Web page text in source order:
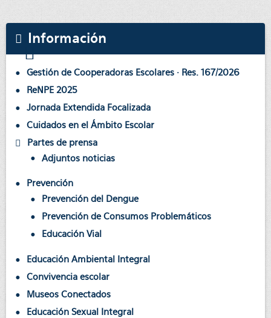
Información
Gestión de Cooperadoras Escolares · Res. 167/2026
ReNPE 2025
Jornada Extendida Focalizada
Cuidados en el Ámbito Escolar
Partes de prensa
Adjuntos noticias
Prevención
Prevención del Dengue
Prevención de Consumos Problemáticos
Educación Vial
Educación Ambiental Integral
Convivencia escolar
Museos Conectados
Educación Sexual Integral